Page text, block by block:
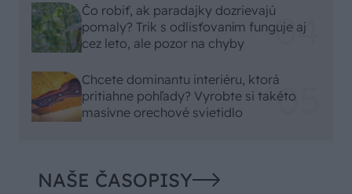
Čo robiť, ak paradajky dozrievajú
pomaly? Trik s odlisťovaním funguje aj
cez leto, ale pozor na chyby
Chcete dominantu interiéru, ktorá
pritiahne pohľady? Vyrobte si takéto
masívne orechové svietidlo
NAŠE ČASOPISY